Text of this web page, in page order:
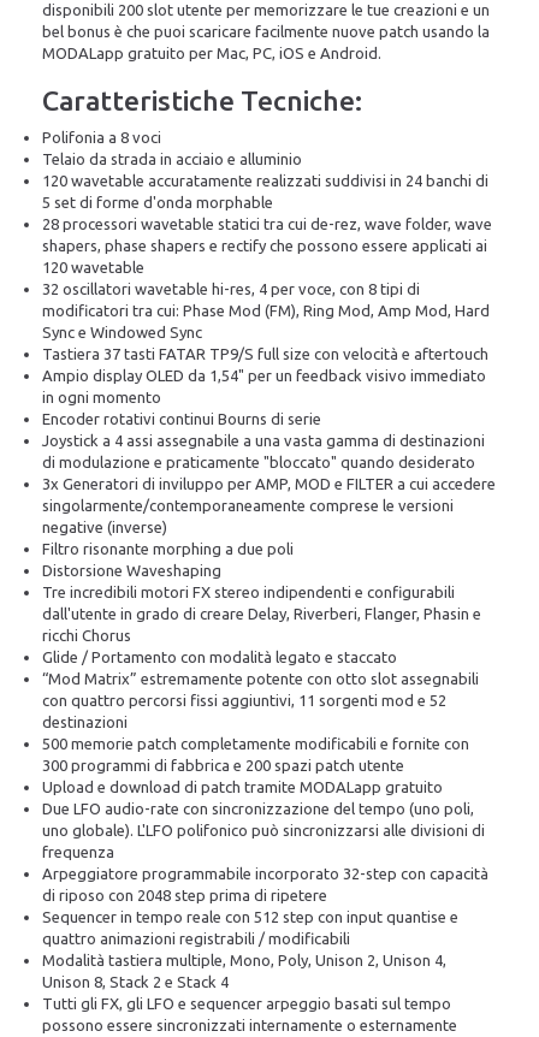
disponibili 200 slot utente per memorizzare le tue creazioni e un
bel bonus è che puoi scaricare facilmente nuove patch usando la
MODALapp gratuito per Mac, PC, iOS e Android.
Caratteristiche Tecniche:
Polifonia a 8 voci
Telaio da strada in acciaio e alluminio
120 wavetable accuratamente realizzati suddivisi in 24 banchi di
5 set di forme d'onda morphable
28 processori wavetable statici tra cui de-rez, wave folder, wave
shapers, phase shapers e rectify che possono essere applicati ai
120 wavetable
32 oscillatori wavetable hi-res, 4 per voce, con 8 tipi di
modificatori tra cui: Phase Mod (FM), Ring Mod, Amp Mod, Hard
Sync e Windowed Sync
Tastiera 37 tasti FATAR TP9/S full size con velocità e aftertouch
Ampio display OLED da 1,54" per un feedback visivo immediato
in ogni momento
Encoder rotativi continui Bourns di serie
Joystick a 4 assi assegnabile a una vasta gamma di destinazioni
di modulazione e praticamente "bloccato" quando desiderato
3x Generatori di inviluppo per AMP, MOD e FILTER a cui accedere
singolarmente/contemporaneamente comprese le versioni
negative (inverse)
Filtro risonante morphing a due poli
Distorsione Waveshaping
Tre incredibili motori FX stereo indipendenti e configurabili
dall'utente in grado di creare Delay, Riverberi, Flanger, Phasin e
ricchi Chorus
Glide / Portamento con modalità legato e staccato
“Mod Matrix” estremamente potente con otto slot assegnabili
con quattro percorsi fissi aggiuntivi, 11 sorgenti mod e 52
destinazioni
500 memorie patch completamente modificabili e fornite con
300 programmi di fabbrica e 200 spazi patch utente
Upload e download di patch tramite MODALapp gratuito
Due LFO audio-rate con sincronizzazione del tempo (uno poli,
uno globale). L'LFO polifonico può sincronizzarsi alle divisioni di
frequenza
Arpeggiatore programmabile incorporato 32-step con capacità
di riposo con 2048 step prima di ripetere
Sequencer in tempo reale con 512 step con input quantise e
quattro animazioni registrabili / modificabili
Modalità tastiera multiple, Mono, Poly, Unison 2, Unison 4,
Unison 8, Stack 2 e Stack 4
Tutti gli FX, gli LFO e sequencer arpeggio basati sul tempo
possono essere sincronizzati internamente o esternamente